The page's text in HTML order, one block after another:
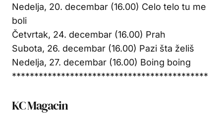
Nedelja, 20. decembar (16.00) Celo telo tu me
boli
Četvrtak, 24. decembar (16.00) Prah
Subota, 26. decembar (16.00) Pazi šta želiš
Nedelja, 27. decembar (16.00) Boing boing
********************************************
KC Magacin